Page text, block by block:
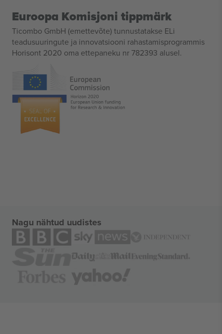
Euroopa Komisjoni tippmärk
Ticombo GmbH (emettevõte) tunnustatakse ELi
teadusuuringute ja innovatsiooni rahastamisprogrammis
Horisont 2020 oma ettepaneku nr 782393 alusel.
Nagu nähtud uudistes